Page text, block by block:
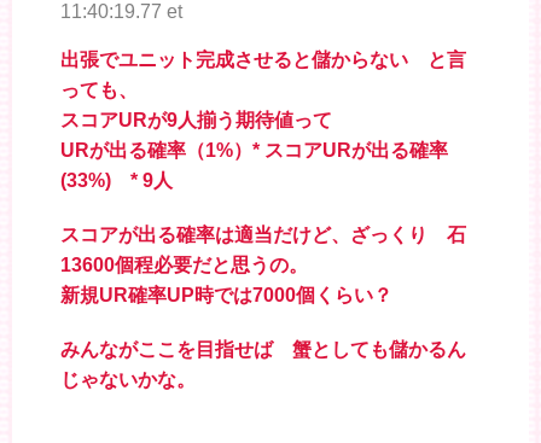
11:40:19.77 et
出張でユニット完成させると儲からない と言
っても、
スコアURが9人揃う期待値って
URが出る確率（1%）* スコアURが出る確率
(33%) * 9人
スコアが出る確率は適当だけど、ざっくり 石
13600個程必要だと思うの。
新規UR確率UP時では7000個くらい？
みんながここを目指せば 蟹としても儲かるん
じゃないかな。